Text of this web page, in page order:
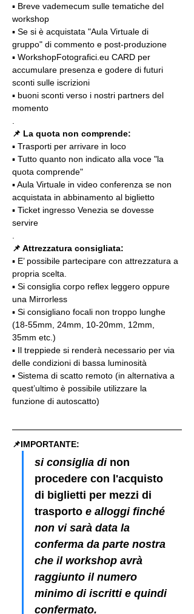
▪️ Breve vademecum sulle tematiche del
workshop
▪️ Se si è acquistata "Aula Virtuale di
gruppo" di commento e post-produzione
▪️ WorkshopFotografici.eu CARD per
accumulare presenza e godere di futuri
sconti sulle iscrizioni
▪️ buoni sconti verso i nostri partners del
momento
📌 La quota non comprende:
▪️ Trasporti per arrivare in loco
▪️ Tutto quanto non indicato alla voce "la
quota comprende"
▪️ Aula Virtuale in video conferenza se non
acquistata in abbinamento al biglietto
▪️ Ticket ingresso Venezia se dovesse
servire
📌 Attrezzatura consigliata:
▪️ E’ possibile partecipare con attrezzatura a
propria scelta.
▪️ Si consiglia corpo reflex leggero oppure
una Mirrorless
▪️ Si consigliano focali non troppo lunghe
(18-55mm, 24mm, 10-20mm, 12mm,
35mm etc.)
▪️ Il treppiede si renderà necessario per via
delle condizioni di bassa luminosità
▪️ Sistema di scatto remoto (in alternativa a
quest’ultimo è possibile utilizzare la
funzione di autoscatto)
📌IMPORTANTE:
si consiglia di non
procedere con l'acquisto
di biglietti per mezzi di
trasporto e alloggi finché
non vi sarà data la
conferma da parte nostra
che il workshop avrà
raggiunto il numero
minimo di iscritti e quindi
confermato.